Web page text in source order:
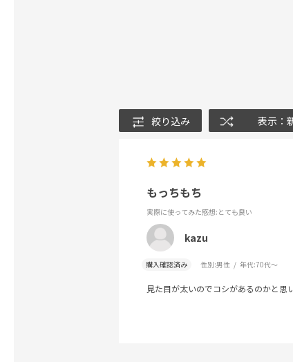
絞り込み 表示：
もっちもち
実際に使ってみた感想:とても良い
kazu
購入確認済み 性別:男性 年代:70代～
見た目が太いのでコシがあるのかと思